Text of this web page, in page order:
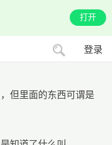
打开
登录
但里面的东西可谓是